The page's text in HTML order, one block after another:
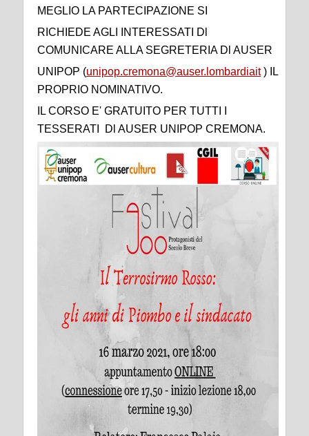
MEGLIO LA PARTECIPAZIONE SI
RICHIEDE AGLI INTERESSATI Dl
COMUNICARE ALLA SEGRETERIA Dl AUSER
UNIPOP (unipop.cremona@auser.lombardiait) IL
PROPRIO NOMINATIVO.
IL CORSO E' GRATUITO PER TUTTI I
TESSERATI Dl AUSER UNIPOP CREMONA.